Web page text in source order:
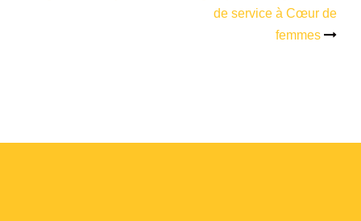
de service à Cœur de
femmes